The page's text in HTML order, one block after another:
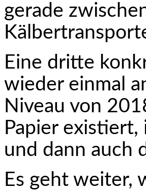
gerade
Eine dritte
wieder einmal
Niveau von
Papier
und dann auch
Es geht weiter,